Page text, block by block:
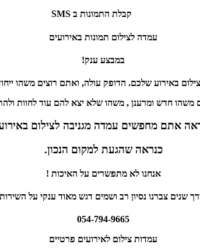
קבלת התמונות ב SMS
עמדה לצילום תמונות באירועים
במבצע ענק!
באירוע שלכם. הדופק עולה, ואתם רוצים משהו
חדש ומרענן , משהו שלא יצא להם עוד לחוות
אתם מחפשים עמדה מגניבה לצילום
כנראה שהגעת למקום הנכון.
אנחנו לא מתפשרים על האיכות !
שנים צברנו נסיון רב ושמים דגש מאוד ענקי על
054-794-9665
עמדות צילום לאירועים פרטיים